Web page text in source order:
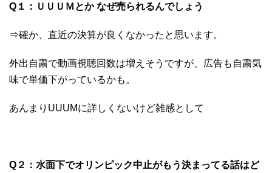
Q１：​ＵＵＵＭとか なぜ売られるんでしょう
⇒確か、直近の決算が良くなかったと思います。
外出自粛で動画視聴回数は増えそうですが、広告も自粛気
味で単価下がっているかも。
あんまりUUUMに詳しくないけど雑感として
Q２：​水面下でオリンピック中止がもう決まってる話はど